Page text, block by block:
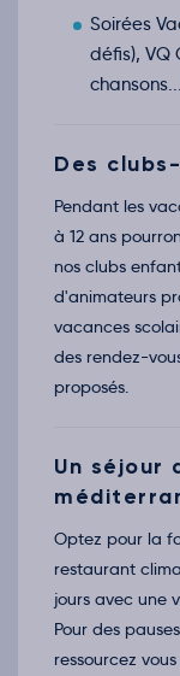
Soirées
défis), VQ
Des
Pendant les
à 12 ans
nos clubs
d'animateurs
vacances
des rendez-
proposés.
Un séjour
Optez pour la
restaurant
jours avec une
Pour des
ressourcez